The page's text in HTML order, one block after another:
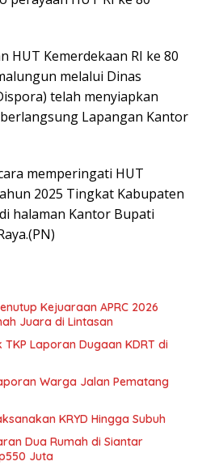
HUT Kemerdekaan RI ke 80
melalui Dinas
telah menyiapkan
Lapangan Kantor
memperingati HUT
2025 Tingkat Kabupaten
halaman Kantor Bupati
Kejuaraan APRC 2026
Juara di Lintasan
Laporan Dugaan KDRT di
Warga Jalan Pematang
KRYD Hingga Subuh
Dua Rumah di Siantar
Juta